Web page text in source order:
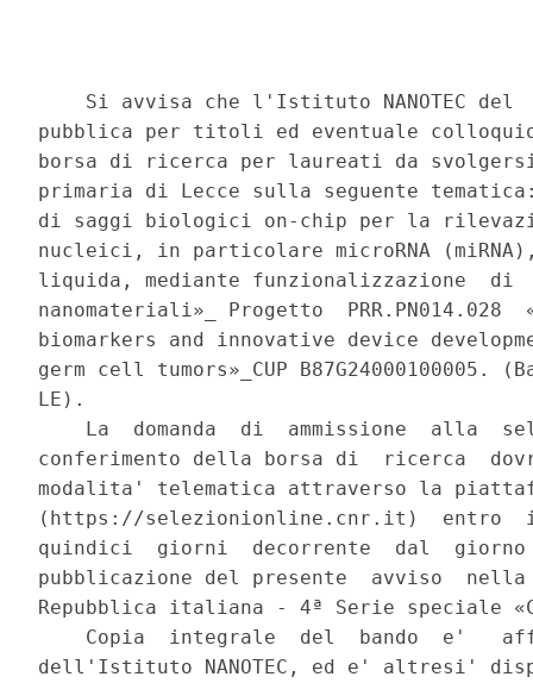
Si avvisa che l'Istituto NANOTEC del
pubblica per titoli ed eventuale
borsa di ricerca per laureati da
primaria di Lecce sulla seguente
di saggi biologici on-chip per la
nucleici, in particolare microRNA
liquida, mediante funzionalizzazione
nanomateriali»_ Progetto  PRR.PN014.028
biomarkers and innovative device
germ cell tumors»_CUP B87G24000100005.
LE).
La  domanda  di  ammissione  alla
conferimento della borsa di  ricerca
modalita' telematica attraverso la
(https://selezionionline.cnr.it)  entro
quindici  giorni  decorrente  dal
pubblicazione del presente  avviso
Repubblica italiana - 4ª Serie speciale
Copia  integrale  del  bando  e'
dell'Istituto NANOTEC, ed e' altresi'